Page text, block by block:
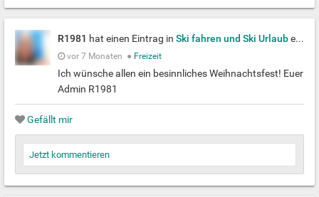
R1981 hat einen Eintrag in Ski fahren und Ski Urlauberstellt
vor 7 Monaten ● Freizeit
Ich wünsche allen ein besinnliches Weihnachtsfest! Euer
Admin R1981
Gefällt mir
Jetzt kommentieren